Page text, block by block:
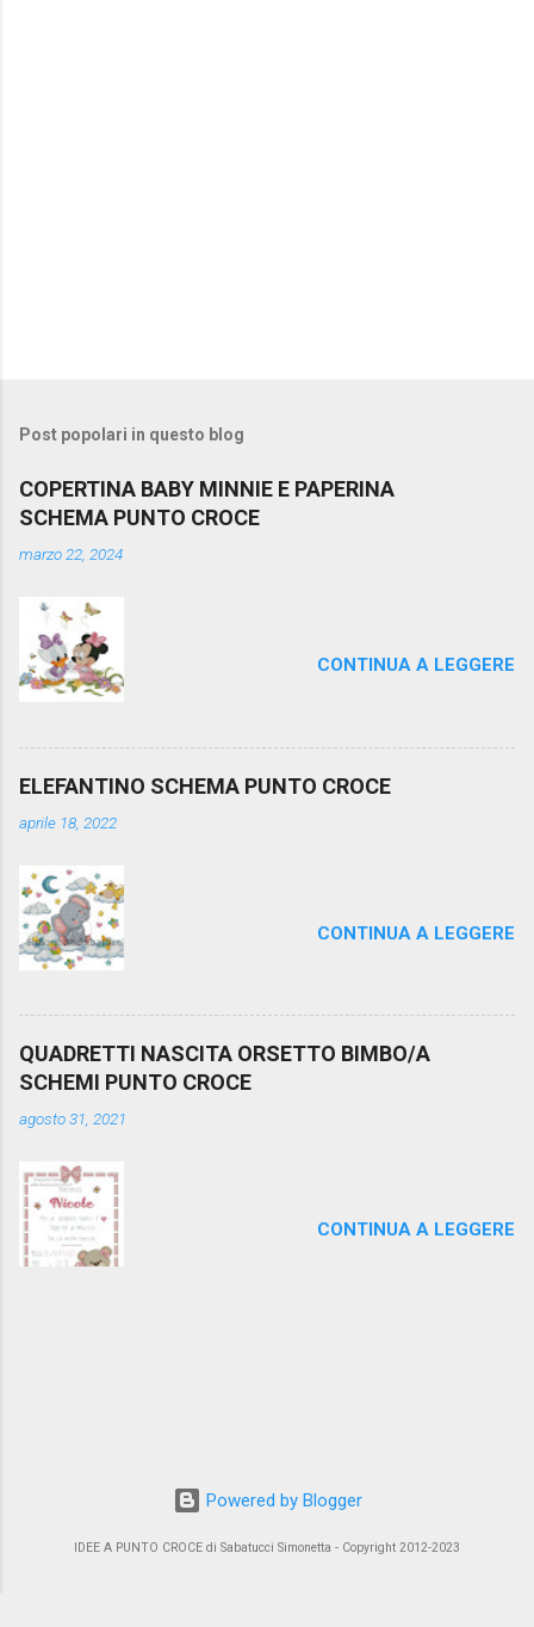
Post popolari in questo blog
COPERTINA BABY MINNIE E PAPERINA
SCHEMA PUNTO CROCE
marzo 22, 2024
CONTINUA A LEGGERE
ELEFANTINO SCHEMA PUNTO CROCE
aprile 18, 2022
CONTINUA A LEGGERE
QUADRETTI NASCITA ORSETTO BIMBO/A
SCHEMI PUNTO CROCE
agosto 31, 2021
CONTINUA A LEGGERE
Powered by Blogger
IDEE A PUNTO CROCE di Sabatucci Simonetta - Copyright 2012-2023